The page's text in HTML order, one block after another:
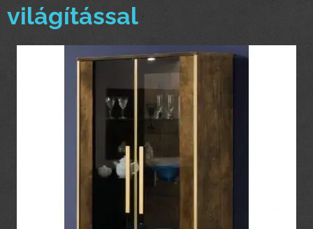
világítással